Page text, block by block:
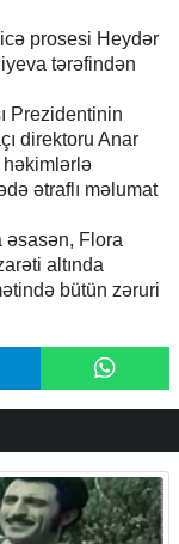
prosesi Heydər
tərəfindən
Prezidentinin
direktoru Anar
ətraflı məlumat
əsasən, Flora
altında
bütün zəruri